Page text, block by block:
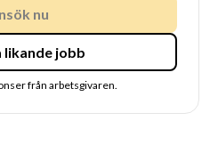
nu
likande jobb
från arbetsgivaren.